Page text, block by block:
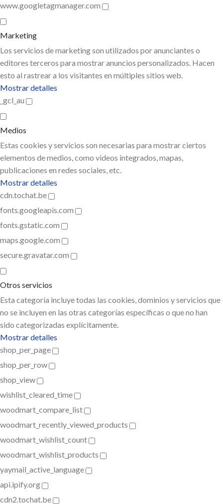
www.googletagmanager.com
Marketing
Los servicios de marketing son utilizados por anunciantes o
editores terceros para mostrar anuncios personalizados. Hacen
esto al rastrear a los visitantes en múltiples sitios web.
Mostrar detalles
_gcl_au
Medios
Estas cookies y servicios son necesarias para mostrar ciertos
elementos de medios, como videos integrados, mapas,
publicaciones en redes sociales, etc.
Mostrar detalles
cdn.tochat.be
fonts.googleapis.com
fonts.gstatic.com
maps.google.com
secure.gravatar.com
Otros servicios
Esta categoría incluye todas las cookies, dominios y servicios que
no se incluyen en las otras categorías específicas o que no han
sido categorizadas explícitamente.
Mostrar detalles
shop_per_page
shop_per_row
shop_view
wishlist_cleared_time
woodmart_compare_list
woodmart_recently_viewed_products
woodmart_wishlist_count
woodmart_wishlist_products
yaymail_active_language
api.ipify.org
cdn2.tochat.be